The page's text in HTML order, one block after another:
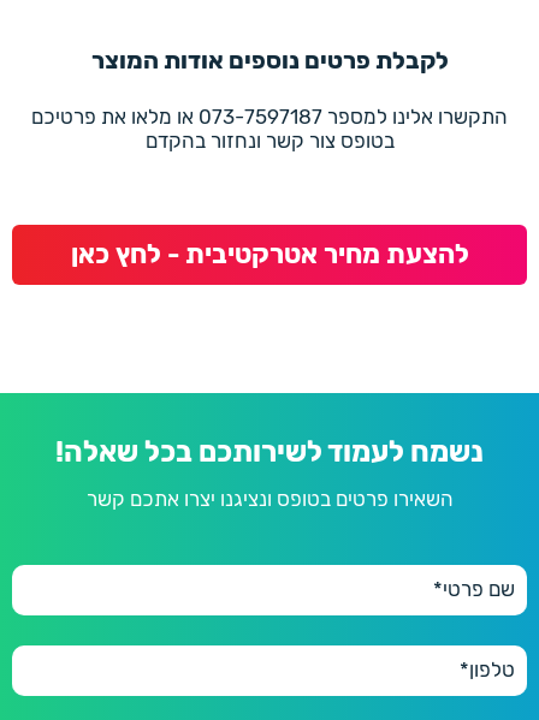
לקבלת פרטים נוספים אודות המוצר
התקשרו אלינו למספר 073-7597187 או מלאו את פרטיכם
בטופס צור קשר ונחזור בהקדם
להצעת מחיר אטרקטיבית - לחץ כאן
נשמח לעמוד לשירותכם בכל שאלה!
השאירו פרטים בטופס ונציגנו יצרו אתכם קשר